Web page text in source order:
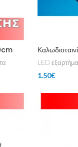
LED
1.50€